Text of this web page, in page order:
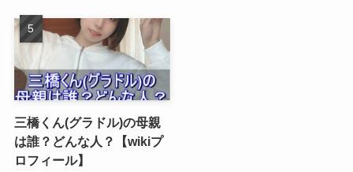
三橋くん(グラドル)の母親
は誰？どんな人？【wikiプ
ロフィール】